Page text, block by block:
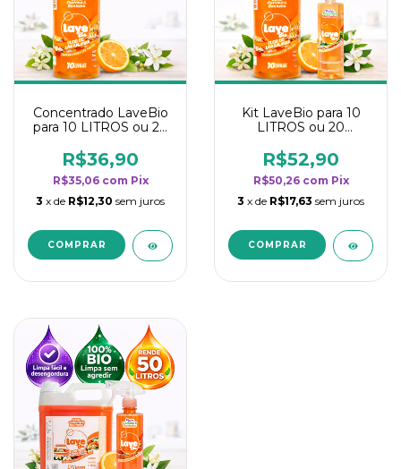
Concentrado LaveBio
para 10 LITROS ou 20
rendimento da
categoria - Flor de
Laranjeira
R$36,90
R$35,06 com Pix
3 x de R$12,30 sem juros
Kit LaveBio para 10
LITROS ou 20
rendimento da
categoria - Flor de
Laranjeira
R$52,90
R$50,26 com Pix
3 x de R$17,63 sem juros